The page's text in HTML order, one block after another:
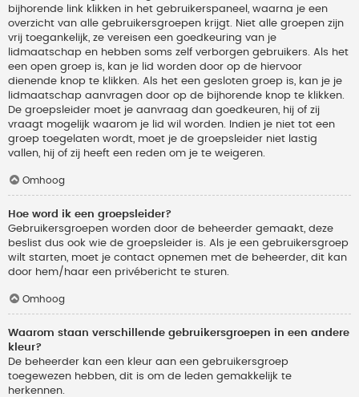
bijhorende link klikken in het gebruikerspaneel, waarna je een
overzicht van alle gebruikersgroepen krijgt. Niet alle groepen zijn
vrij toegankelijk, ze vereisen een goedkeuring van je
lidmaatschap en hebben soms zelf verborgen gebruikers. Als het
een open groep is, kan je lid worden door op de hiervoor
dienende knop te klikken. Als het een gesloten groep is, kan je je
lidmaatschap aanvragen door op de bijhorende knop te klikken.
De groepsleider moet je aanvraag dan goedkeuren, hij of zij
vraagt mogelijk waarom je lid wil worden. Indien je niet tot een
groep toegelaten wordt, moet je de groepsleider niet lastig
vallen, hij of zij heeft een reden om je te weigeren.
Omhoog
Hoe word ik een groepsleider?
Gebruikersgroepen worden door de beheerder gemaakt, deze
beslist dus ook wie de groepsleider is. Als je een gebruikersgroep
wilt starten, moet je contact opnemen met de beheerder, dit kan
door hem/haar een privébericht te sturen.
Omhoog
Waarom staan verschillende gebruikersgroepen in een andere
kleur?
De beheerder kan een kleur aan een gebruikersgroep
toegewezen hebben, dit is om de leden gemakkelijk te
herkennen.